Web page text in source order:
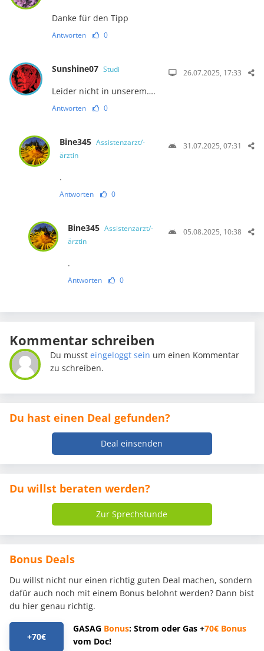
Danke für den Tipp
Antworten 0
Sunshine07 Studi 26.07.2025, 17:33
Leider nicht in unserem….
Antworten 0
Bine345 Assistenzarzt/-
ärztin
31.07.2025, 07:31
.
Antworten 0
Bine345 Assistenzarzt/-
ärztin
05.08.2025, 10:38
.
Antworten 0
Kommentar schreiben
Du mussteingeloggt sein um einen Kommentar
zu schreiben.
Du hast einen Deal gefunden?
Deal einsenden
Du willst beraten werden?
Zur Sprechstunde
Bonus Deals
Du willst nicht nur einen richtig guten Deal machen, sondern
dafür auch noch mit einem Bonus belohnt werden? Dann bist
du hier genau richtig.
+70€
GASAG Bonus: Strom oder Gas +70€ Bonus
vom Doc!